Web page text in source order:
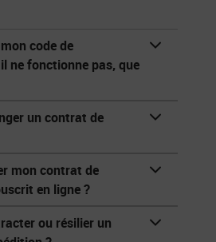
code de
ne fonctionne pas, que
un contrat de
mon contrat de
en ligne ?
ou résilier un